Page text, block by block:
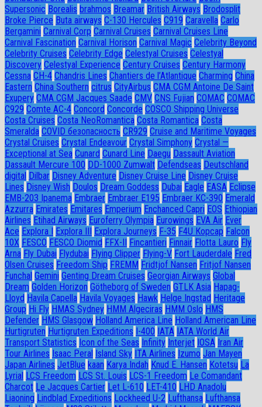
Supersonic Borealis brahmos Breamar British Airways Brodosplit
Broke Pierce Buta airways C-130 Hercules C919 Caravella Carlo
Bergamini Carnival Corp Carnival Cruises Carnival Cruises Line
Carnival Fascination Carnival Horison Carnival Magic Celebrity Beyond
Celebrity Cruises Celebrity Edge Celestyal Cruises Celestyal
Discovery Celestyal Experience Century Cruises Century Harmony
Cessna CH-4 Chandris Lines Chantiers de l’Atlantique Charming China
Eastern China Southern citrus CityAirbus CMA CGM Antoine De Saint
Exupery CMA CGM Jacques Saade CMV CNS Fujian COMAC COMAC
C929 Comte AC-4 Concord Concorde COSCO Shipping Universe
Costa Cruises Costa NeoRomantica Costa Romantica Costa
Smeralda COVID безопасность CR929 Cruise and Maritime Voyages
Crystal Cruises Crystal Endeavour Crystal Simphony Crystal —
Exceptional at Sea Cunard Cunard Line Daegu Dassault Aviation
Dassault Mercure 100 DD-1000 Zumwalt Defendseas Deutschland
digital Dilbar Disney Adventure Disney Cruise Line Disney Cruise
Lines Disney Wish Doulos Dream Goddess Dubai Eagle EASA Eclipse
EMB-203 Ipanema Embraer Embraer E195 Embraer KC-390 Emerald
Azzurra Emirates Emitares Emperium Enchanced Capri EOS Ethiopian
Airlines Etihad Airways Euroferry Olympia Eurowings EVA Air Ever
Ace Explora I Explora III Explora Journeys F-35 F4U Корсар Falcon
10X FESCO FESCO Diomid FFX-II Fincantieri Finnair Flotta Lauro Fly
Arna Fly Dubai Flydubai Flying Clipper Flying-V Fort Lauderdale Fred
Olsen Cruises Freedom Ship FREMM Fridtjof Nansen Fritjof Nansen
Funchal Gemini Genting Dream Cruises Georgian Airways Global
Dream Golden Horizon Götheborg of Sweden GTLK Asia Hapag-
Lloyd Havila Capella Havila Voyages Hawk Helge Ingstad Heritage
Group Hi Fly HMAS Sydney HMM Algeciras HMM Oslo HMS
Defender HMS Glasgow Holland America Line Holland American Line
Hurtigruten Hurtigruten Expeditions I-400 IATA IATA World Air
Transport Statistics Icon of the Seas Infinity Interjet IOSA Iran Air
Tour Airlines Isaac Peral Island Sky ITA Airlines Izumo Jan Mayen
Japan Airlines JetBlue kaan Karya Indah Knud E. Hansen Kotetsu La
Lyrial LCS Freedom LCS St. Louis LCS-1 Freedom Le Comandant
Charcot Le Jacques Cartier Let L-610 LET-410 LHD Anadolu
Liaoning Lindblad Expeditions Lockheed U-2 Lufthansa Lufthansa